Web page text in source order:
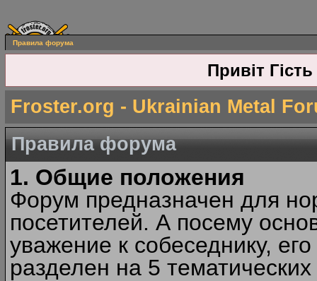
Правила форума
Привіт Гість
Froster.org - Ukrainian Metal
Правила форума
1. Общие положения
Форум предназначен для
посетителей. А посему
уважение к собеседнику,
разделен на 5